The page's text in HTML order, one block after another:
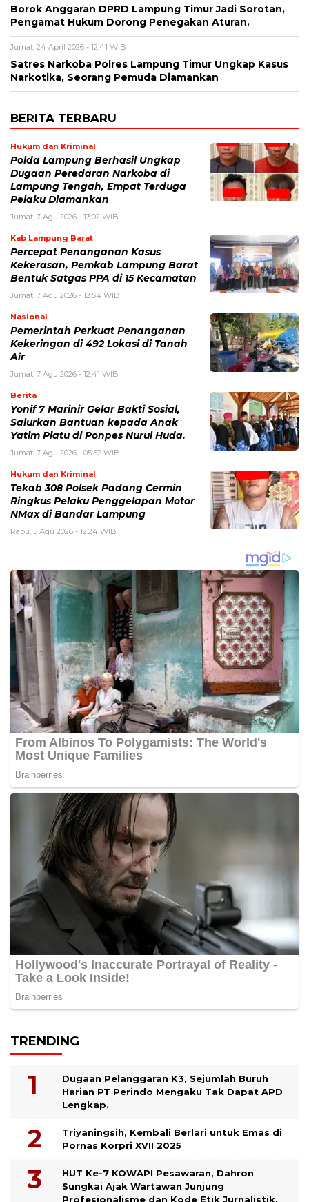
Borok Anggaran DPRD Lampung Timur Jadi Sorotan,
Pengamat Hukum Dorong Penegakan Aturan.
Jumat, 24 April 2026 - 12:41 WIB
Satres Narkoba Polres Lampung Timur Ungkap Kasus
Narkotika, Seorang Pemuda Diamankan
BERITA TERBARU
Hukum dan Kriminal
Polda Lampung Berhasil Ungkap
Dugaan Peredaran Narkoba di
Lampung Tengah, Empat Terduga
Pelaku Diamankan
Jumat, 7 Agu 2026 - 13:02 WIB
Kab Lampung Barat
Percepat Penanganan Kasus
Kekerasan, Pemkab Lampung Barat
Bentuk Satgas PPA di 15 Kecamatan
Jumat, 7 Agu 2026 - 12:54 WIB
Nasional
Pemerintah Perkuat Penanganan
Kekeringan di 492 Lokasi di Tanah
Air
Jumat, 7 Agu 2026 - 12:41 WIB
Berita
Yonif 7 Marinir Gelar Bakti Sosial,
Salurkan Bantuan kepada Anak
Yatim Piatu di Ponpes Nurul Huda.
Jumat, 7 Agu 2026 - 05:52 WIB
Hukum dan Kriminal
Tekab 308 Polsek Padang Cermin
Ringkus Pelaku Penggelapan Motor
NMax di Bandar Lampung
Rabu, 5 Agu 2026 - 12:24 WIB
TRENDING
Dugaan Pelanggaran K3, Sejumlah Buruh
Harian PT Perindo Mengaku Tak Dapat APD
Lengkap.
Triyaningsih, Kembali Berlari untuk Emas di
Pornas Korpri XVII 2025
HUT Ke-7 KOWAPI Pesawaran, Dahron
Sungkai Ajak Wartawan Junjung
Profesionalisme dan Kode Etik Jurnalistik.